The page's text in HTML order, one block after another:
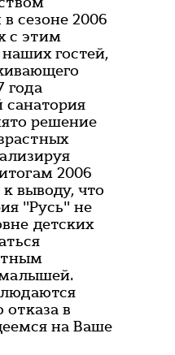
сезоне 2006
с этим
гостей,
года
решение
2006
выводу, что
"Русь" не
детских
отказа в
на Ваше